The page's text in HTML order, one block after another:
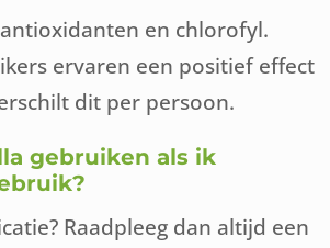
en chlorofyl.
ervaren een positief effect
dit per persoon.
gebruiken als ik
Raadpleeg dan altijd een